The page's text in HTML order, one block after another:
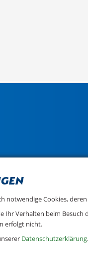
notwendige Cookies,
Ihr Verhalten beim
erfolgt nicht.
Datenschutzerklärung.